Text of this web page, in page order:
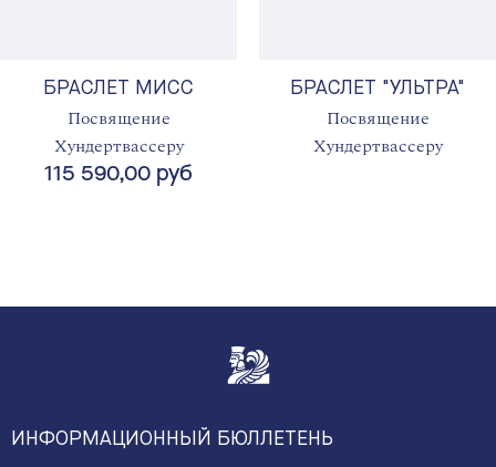
БРАСЛЕТ МИСС
Посвящение
Хундертвассеру
115 590,00 руб
БРАСЛЕТ "УЛЬТРА"
Посвящение
Хундертвассеру
ИНФОРМАЦИОННЫЙ БЮЛЛЕТЕНЬ